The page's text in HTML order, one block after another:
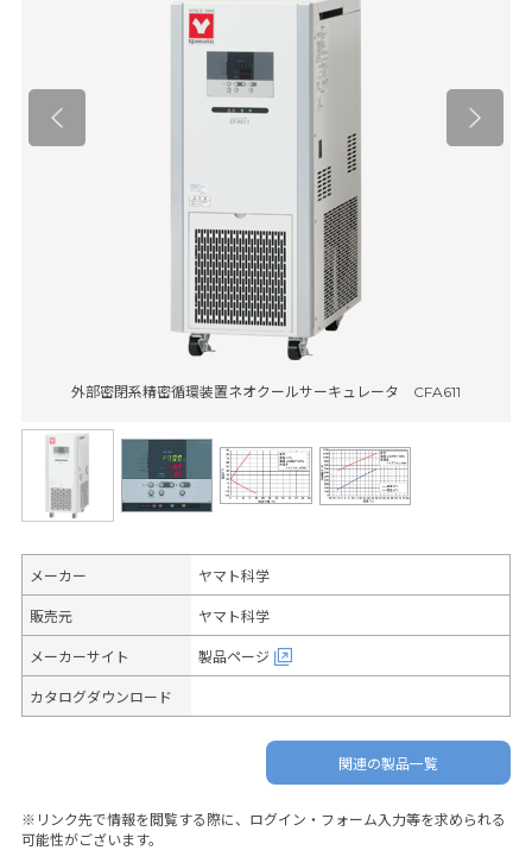
外部密閉系精密循環装置ネオクールサーキュレータ CFA611
メーカー ヤマト科学
販売元 ヤマト科学
メーカーサイト 製品ページ
カタログダウンロード
関連の製品一覧
※リンク先で情報を閲覧する際に、ログイン・フォーム入力等を求められる
可能性がございます。